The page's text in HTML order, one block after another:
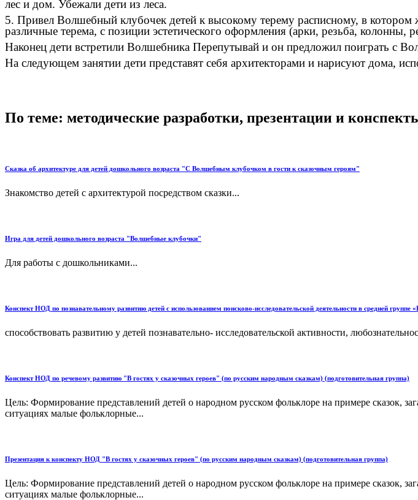
лес и дом. Убежали дети из леса.
5. Привел Волшебный клубочек детей к высокому терему расписному, в
различные терема, с позиции эстетического оформления (арки, резьба,
Наконец дети встретили Волшебника Перепутывай и он предложил поиграть
На следующем занятии дети представят себя архитекторами и нарисуют дома,
По теме: методические разработки, презентации и
Сказка об архитектуре для детей дошкольного возраста "С Волшебным клубочком в гости к сказочным героям"
Знакомство детей с архитектурой посредством сказки...
Игра для детей дошкольного возраста "Волшебные клубочки"
Для работы с дошкольниками...
Конспект НОД по познавательному развитию детей с использованием поисково-исследовательской деятельности в средней группе
способствовать развитию у детей познавательно- исследовательской активности,
Конспект НОД по речевому развитию "В гостях у сказочных героев" (по русским народным сказкам) (подготовительная группа)
Цель: Формирование представлений детей о народном русском фольклоре на примере сказок,
ситуациях малые фольклорные...
Презентация к конспекту НОД "В гостях у сказочных героев" (по русским народным сказкам) (подготовительная группа)
Цель: Формирование представлений детей о народном русском фольклоре на примере сказок,
ситуациях малые фольклорные...